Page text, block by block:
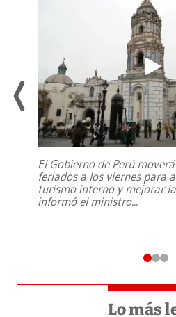
El Gobierno de Perú
feriados a los viernes para
turismo interno y mejorar
informó el ministro...
Lo más